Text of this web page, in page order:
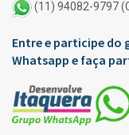
(11) 94082-9797
Entre e participe do
Whatsapp e faça